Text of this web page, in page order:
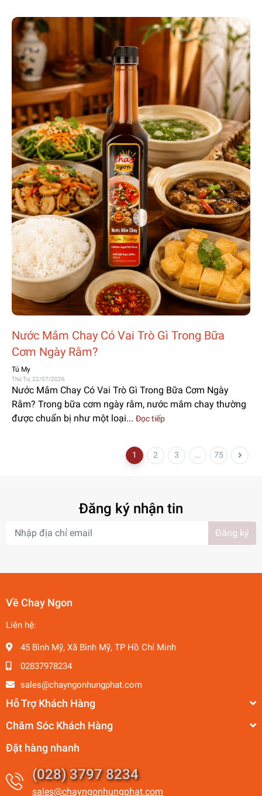
Nước Mắm Chay Có Vai Trò Gì Trong Bữa
Cơm Ngày Rằm?
Tú My
Thứ Tư, 22/07/2026
Nước Mắm Chay Có Vai Trò Gì Trong Bữa Cơm Ngày
Rằm? Trong bữa cơm ngày rằm, nước mắm chay thường
được chuẩn bị như một loại... Đọc tiếp
1 2 3 ... 75
Đăng ký nhận tin
Đăng ký
Về Chay Ngon
Liên hệ:
45 Bình Mỹ, Xã Bình Mỹ, TP Hồ Chí Minh
02837978234
sales@chayngonhungphat.com
Hỗ Trợ Khách Hàng
Chăm Sóc Khách Hàng
Đặt hàng nhanh
(028) 3797 8234
sales@chayngonhungphat.com